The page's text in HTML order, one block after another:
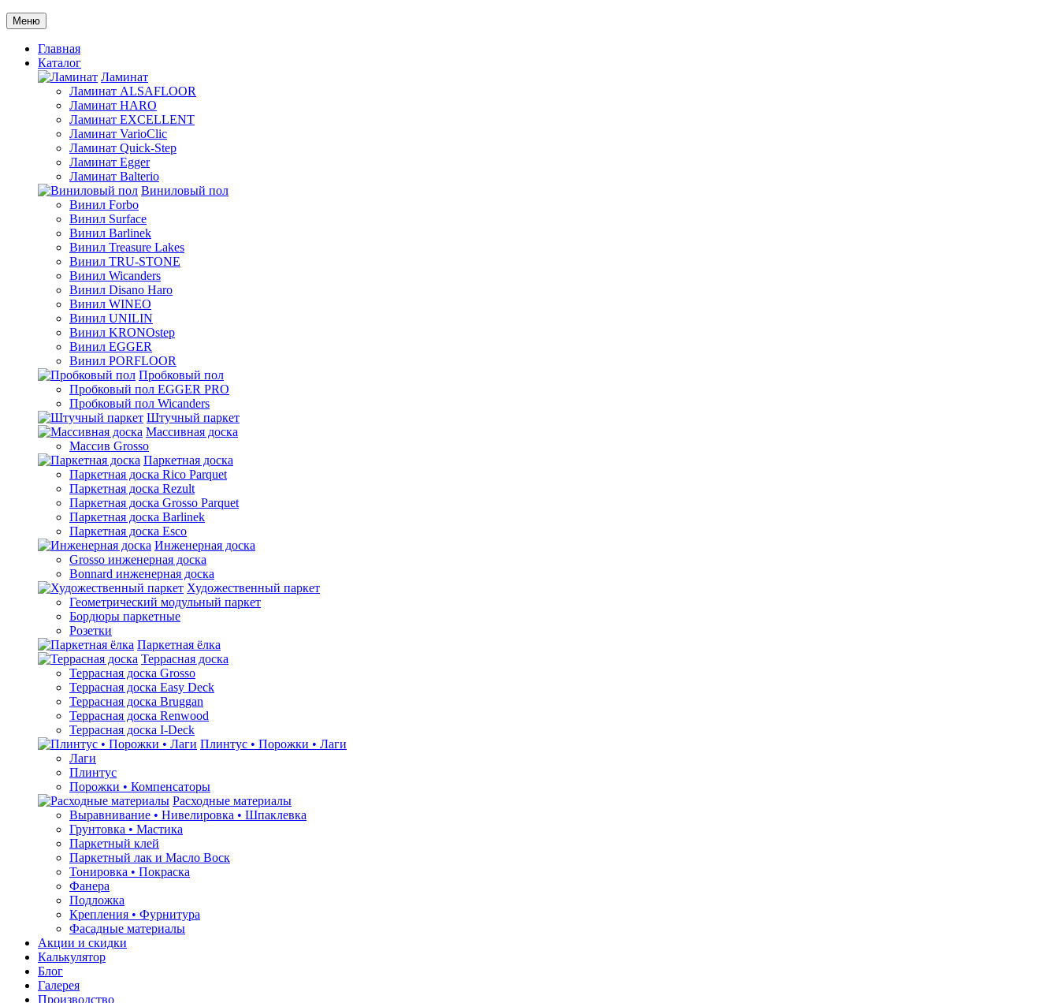
Меню
Главная
Каталог
Ламинат
Ламинат ALSAFLOOR
Ламинат HARO
Ламинат EXCELLENT
Ламинат VarioClic
Ламинат Quick-Step
Ламинат Egger
Ламинат Balterio
Виниловый пол
Винил Forbo
Винил Surface
Винил Barlinek
Винил Treasure Lakes
Винил TRU-STONE
Винил Wicanders
Винил Disano Haro
Винил WINEO
Винил UNILIN
Винил KRONOstep
Винил EGGER
Винил PORFLOOR
Пробковый пол
Пробковый пол EGGER PRO
Пробковый пол Wicanders
Штучный паркет
Массивная доска
Массив Grosso
Паркетная доска
Паркетная доска Rico Parquet
Паркетная доска Rezult
Паркетная доска Grosso Parquet
Паркетная доска Barlinek
Паркетная доска Esco
Инженерная доска
Grosso инженерная доска
Bonnard инженерная доска
Художественный паркет
Геометрический модульный паркет
Бордюры паркетные
Розетки
Паркетная ёлка
Террасная доска
Террасная доска Grosso
Террасная доска Easy Deck
Террасная доска Bruggan
Террасная доска Renwood
Террасная доска I-Deck
Плинтус • Порожки • Лаги
Лаги
Плинтус
Порожки • Компенсаторы
Расходные материалы
Выравнивание • Нивелировка • Шпаклевка
Грунтовкa • Мастика
Паркетный клей
Паркетный лак и Масло Воск
Тонировка • Покраска
Фанера
Подложка
Крепления • Фурнитура
Фасадные материалы
Акции и скидки
Калькулятор
Блог
Галерея
Производство